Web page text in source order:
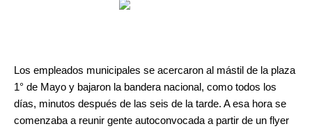
Los empleados municipales se acercaron al mástil de la plaza
1° de Mayo y bajaron la bandera nacional, como todos los
días, minutos después de las seis de la tarde. A esa hora se
comenzaba a reunir gente autoconvocada a partir de un flyer